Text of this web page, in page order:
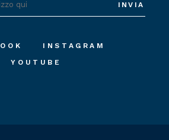
INVIA
INSTAGRAM
YOUTUBE